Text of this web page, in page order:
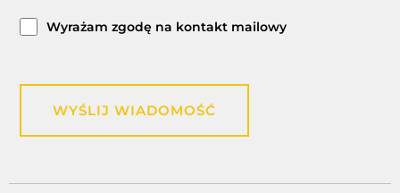
Wyrażam zgodę na kontakt mailowy
WYŚLIJ WIADOMOŚĆ